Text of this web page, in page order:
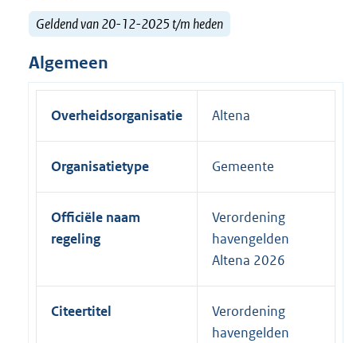
Geldend van 20-12-2025 t/m heden
Algemeen
Overheidsorganisatie Altena
Organisatietype Gemeente
Officiële naam
regeling
Verordening
havengelden
Altena 2026
Citeertitel
Verordening
havengelden